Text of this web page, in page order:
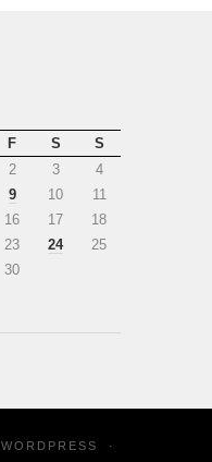
F S
S
2 3
4
9 10
11
16 17
18
23 24
25
30
WORDPRESS ·